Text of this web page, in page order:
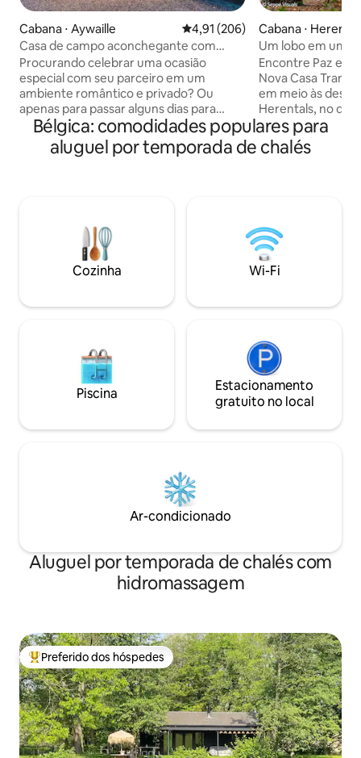
Cabana ⋅ Aywaille 4,91 de uma avaliação média de
4,91 (206)
Casa de campo aconchegante com
jacuzzi e sauna em região incrível
Procurando celebrar uma ocasião
especial com seu parceiro em um
ambiente romântico e privado? Ou
apenas para passar alguns dias para
escapar das cidades agitadas? Então
venha para esta acolhedora e recém-
construída casa de madeira, equipada
do maravilhoso Ninglinspo no Vale de
Amblève, garantindo muitas trilhas de
caminhada nas proximidades e um
ambiente maravilhoso no meio das
Cabana ⋅
Um lobo em um
Encontre Paz e
Nova Casa
em meio às
Herentals, no
ícone do ciclismo.
projetada com
NATUREZA🌳,
delicioso no
xícara de café
pássaros
melodias mais
Bélgica: comodidades populares para
aluguel por temporada de chalés
Cozinha Wi-Fi
Piscina
Estacionamento
gratuito no local
Ar-condicionado
Aluguel por temporada de chalés com
hidromassagem
Entre os melhores preferidos dos hóspedes
Preferido dos hóspedes